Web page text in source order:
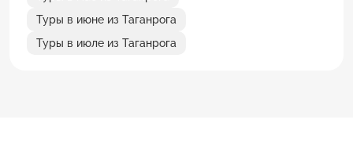
Туры в июне из Таганрога
Туры в июле из Таганрога